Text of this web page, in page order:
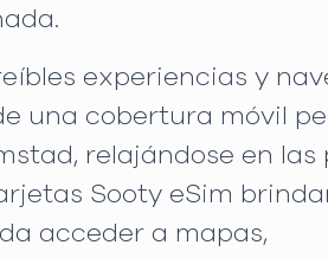
experiencias y
una cobertura móvil
relajándose en las
Sooty eSim
acceder a mapas,